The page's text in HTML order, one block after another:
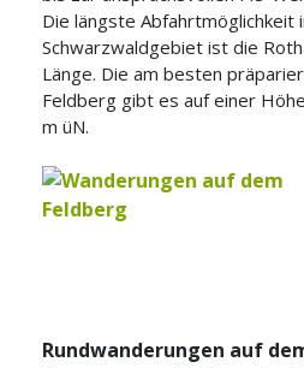
Die längste Abfahrtmöglichkeit
Schwarzwaldgebiet ist die
Länge. Die am besten
Feldberg gibt es auf einer
m üN.
Rundwanderungen auf